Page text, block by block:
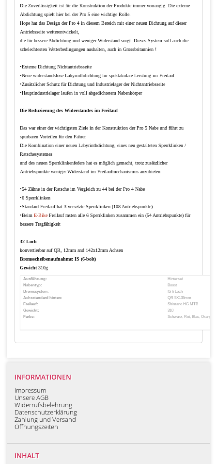
Die Zuverlässigkeit ist für die Konstruktion der Produkte immer vorrangig. Die externe
Abdichtung spielt hier bei der Pro 5 eine wichtige Rolle.
Hope hat das Design der Pro 4 in diesem Bereich mit einer neuen Dichtung auf dieser
Antriebsseite weiterentwickelt,
die für bessere Abdichtung und weniger Widerstand sorgt. Dieses System soll auch die
schelechtesten Wetterbedingungen aushalten, auch in Grossbritannien !
•Externe Dichtung Nichtantriebsseite
•Neue widerstandslose Labyrinthdichtung für spektakuläre Leistung im Freilauf
•Zusätzlicher Schutz für Dichtung und Industrielager der Nichtantriebsseite
•Hauptindustrielager laufen in voll abgedichtetem Nabenkörper
Die Reduzierung des Widerstandes im Freilauf
Das war einer der wichtigsten Ziele in der Konstruktion der Pro 5 Nabe und führt zu
spurbaren Vorteilen für den Fahrer.
Die Kombination einer neuen Labyrinthdichtung, eines neu gestalteten Sperrklinken /
Ratschesystemes
und des neuen Sperrklinkenfeders hat es möglich gemacht, trotz zusätzlicher
Antriebspunkte weniger Widerstand im Freilaufmechanismus anzubieten.
•54 Zähne in der Ratsche im Vergleich zu 44 bei der Pro 4 Nabe
•6 Sperrklinken
•Standard Freilauf hat 3 versetzte Sperrklinken (108 Antriebspunkte)
•Beim E-Bike Freilauf rasten alle 6 Sperrklinken zusammen ein (54 Antriebspunkte) für
bessere Tragfähigkeit
32 Loch
konvertierbar auf QR, 12mm and 142x12mm Achsen
Bremsscheibenaufnahme: IS (6-bolt)
Gewicht 310g
Ausführung:
Hinterrad
Nabentyp:
Boost
Bremssystem:
IS 6 Loch
Achsstandard hinten:
QR 5X135mm
Freilauf:
Shimano HG MTB
Gewicht:
310
Farbe:
Schwarz, Rot, Blau, Orange,
INFORMATIONEN
Impressum
Unsere AGB
Widerrufsbelehrung
Datenschutzerklärung
Zahlung und Versand
Öffnungszeiten
INHALT